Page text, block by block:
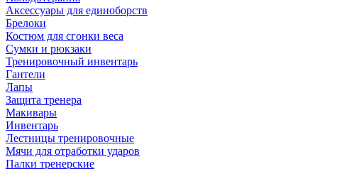
Аксессуары для единоборств
Брелоки
Костюм для сгонки веса
Сумки и рюкзаки
Тренировочный инвентарь
Гантели
Лапы
Защита тренера
Макивары
Инвентарь
Лестницы тренировочные
Мячи для отработки ударов
Палки тренерские